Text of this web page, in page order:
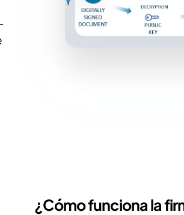
¿Cómo funciona la